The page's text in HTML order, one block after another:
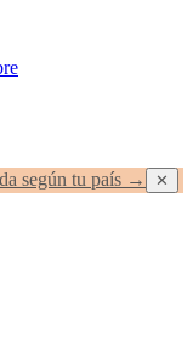
según tu país → ✕